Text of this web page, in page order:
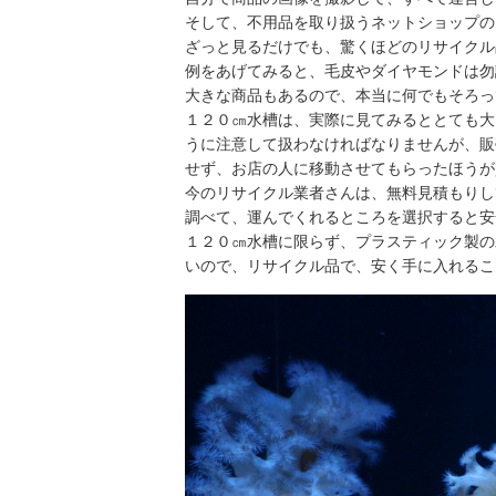
そして、不用品を取り扱うネットショップ
ざっと見るだけでも、驚くほどのリサイク
例をあげてみると、毛皮やダイヤモンドは
大きな商品もあるので、本当に何でもそろ
１２０㎝水槽は、実際に見てみるととても
うに注意して扱わなければなりませんが、
せず、お店の人に移動させてもらったほう
今のリサイクル業者さんは、無料見積もり
調べて、運んでくれるところを選択すると
１２０㎝水槽に限らず、プラスティック製
いので、リサイクル品で、安く手に入れる